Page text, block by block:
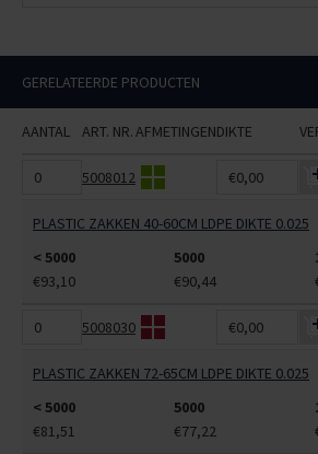
GERELATEERDE PRODUCTEN
AANTAL ART. NR.AFMETINGENDIKTE
5008012 €0,00
PLASTIC ZAKKEN 40-60CM LDPE DIKTE 0.025
< 5000
5000
€93,10
€90,44
5008030 €0,00
PLASTIC ZAKKEN 72-65CM LDPE DIKTE 0.025
< 5000
5000
€81,51
€77,22